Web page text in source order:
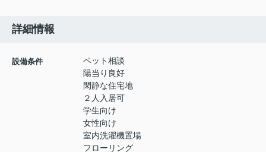
詳細情報
設備条件
ペット相談
陽当り良好
閑静な住宅地
２人入居可
学生向け
女性向け
室内洗濯機置場
フローリング